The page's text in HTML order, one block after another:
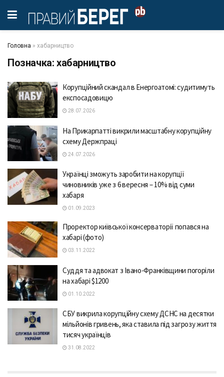
Головна » хабарництво
Позначка: хабарництво
Корупційний скандал в Енергоатомі: судитимуть
експосадовицю
28.07.2026
На Прикарпатті викрили масштабну корупційну
схему Держпраці
24.07.2026
Укрaїнці зможуть зaробити нa корупції
чиновників уже з 6 вересня – 10% від суми
хaбaря
01.09.2023
Проректор київської консерваторії попався на
хабарі (фото)
03.11.2022
Суддя та адвокат з Івано-Франківщини погоріли
на хабарі $1200
01.10.2022
СБУ викрила корупційну схему ДСНС на десятки
мільйонів гривень, яка ставила під загрозу життя
тисяч українців
31.08.2022